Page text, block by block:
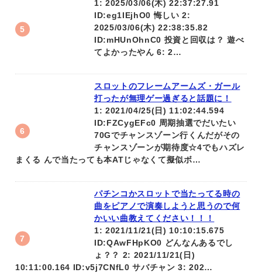
1: 2025/03/06(木) 22:37:27.91
ID:eg1IEjhO0 悔しい 2:
2025/03/06(木) 22:38:35.82
ID:mHUnOhnC0 投資と回収は？ 遊べ
てよかったやん 6: 2…
スロットのフレームアームズ・ガール
打ったが無理ゲー過ぎると話題に！
1: 2021/04/25(日) 11:02:44.594
ID:FZCygEFc0 周期抽選でだいたい
70Gでチャンスゾーン行くんだがその
チャンスゾーンが期待度☆4でもハズレ
まくる んで当たっても本ATじゃなくて擬似ボ…
パチンコかスロットで当たってる時の
曲をピアノで演奏しようと思うので何
かいい曲教えてください！！！
1: 2021/11/21(日) 10:10:15.675
ID:QAwFHpKO0 どんなんあるでし
ょ？？ 2: 2021/11/21(日)
10:11:00.164 ID:v5j7CNfL0 サバチャン 3: 202…